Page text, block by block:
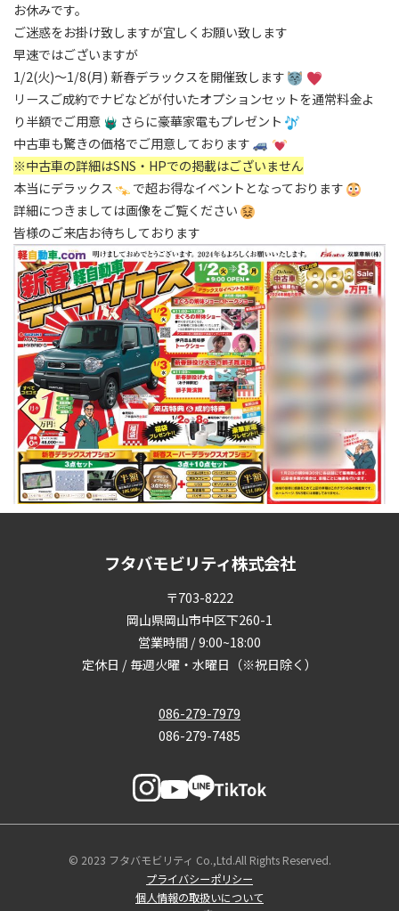
お休みです。
ご迷惑をお掛け致しますが宜しくお願い致します
早速ではございますが
1/2(火)～1/8(月) 新春デラックスを開催致します
リースご成約でナビなどが付いたオプションセットを通常料金よ
り半額でご用意
さらに豪華家電もプレゼント
中古車も驚きの価格でご用意しております
※中古車の詳細はSNS・HPでの掲載はございません
本当にデラックス
で超お得なイベントとなっております
詳細につきましては画像をご覧ください
皆様のご来店お待ちしております
フタバモビリティ株式会社
〒703-8222
岡山県岡山市中区下260-1
営業時間 / 9:00~18:00
定休日 / 毎週火曜・水曜日（※祝日除く）
086-279-7979
086-279-7485
© 2023 フタバモビリティ Co.,Ltd.All Rights Reserved.
プライバシーポリシー
個人情報の取扱いについて